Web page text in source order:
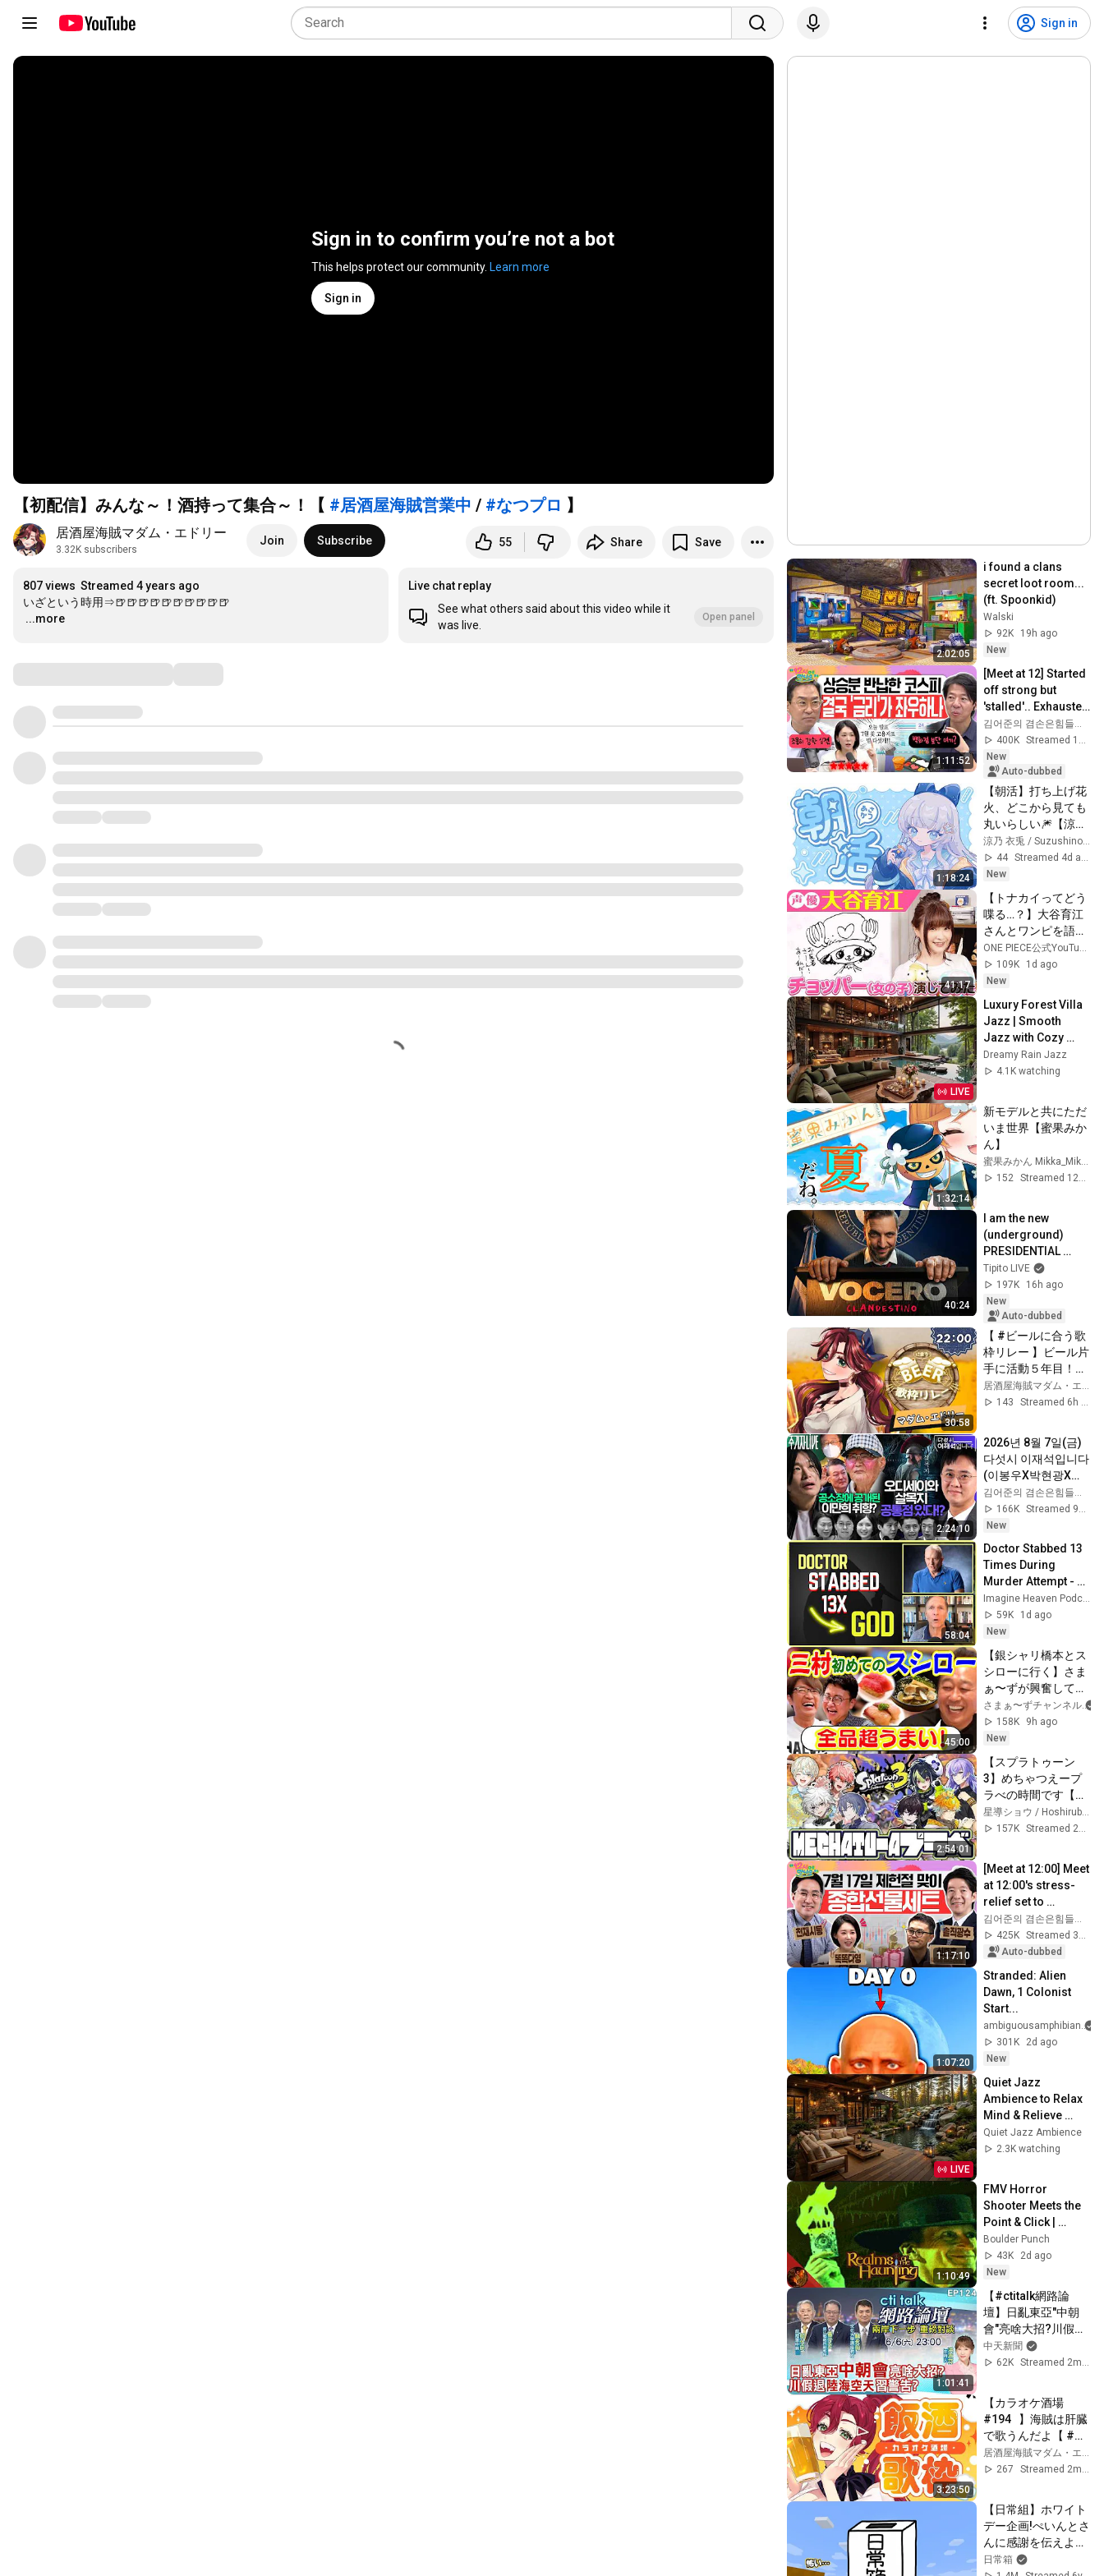
Sign in
Sign in to confirm you’re not a bot
This helps protect our community. Learn more
Sign in
【初配信】みんな～！酒持って集合～！【 #居酒屋海賊営業中 / #なつプロ 】
居酒屋海賊マダム・エドリー
3.32K subscribers
Join Subscribe 55 Share Save
807 views Streamed 4 years ago
…
...more
Live chat replay
See what others said about this video while it
was live.
Open panel
2:02:05
i found a clans
secret loot room...
(ft. Spoonkid)
Walski
92K
19h ago
New
1:11:52
[Meet at 12] Started
off strong but
'stalled'.. Exhausted
by the extreme
market difficulty,
retai...
김어준의 겸손은힘들다 뉴스공장
400K
Streamed 15h ago
New
Auto-dubbed
1:18:24
【朝活】打ち上げ花
火、どこから見ても
丸いらしい🎆【涼乃
衣兎】
涼乃 衣兎 / Suzushino Ito
44
Streamed 4d ago
New
41:17
【トナカイってどう
喋る…？】大谷育江
さんとワンピを語っ
てみた！【仲間がい
るよTube!!!!】
ONE PIECE公式YouTubeチャンネル
109K
1d ago
New
LIVE
Luxury Forest Villa
Jazz | Smooth
Jazz with Cozy
Poolside Lounge
Ambience for Work
Dreamy Rain Jazz
4.1K watching
1:32:14
新モデルと共にただ
いま世界【蜜果みか
ん】
152
40:24
I am the new
(underground)
PRESIDENTIAL
SPOKESPERSON
Tipito LIVE
197K
16h ago
New
Auto-dubbed
30:58
【 #ビールに合う歌
枠リレー 】ビール片
手に活動５年目！２
４時間ハッピーアワ
ーな居酒屋海賊と乾
営業中 / マダム・エ
ドリー /karaoke/飲
酒歌枠】
143
2:24:10
2026년 8월 7일(금)
다섯시 이재석입니다
(이봉우X박현광X이
용주), 주기자 라이브
(김은지X김예니X정
철운)
166K
New
58:04
Doctor Stabbed 13
Times During
Murder Attempt -
Then God Showed
Up | Near Death
Experience
Imagine Heaven Podcast with John Burke
59K
1d ago
New
45:00
【銀シャリ橋本とス
シローに行く】さま
ぁ〜ずが興奮して爆
食！
さまぁ〜ずチャンネル
158K
9h ago
New
2:54:01
【スプラトゥーン
3】めちゃつえープ
ラべの時間です【星
導ショウ/にじさん
じ】
星導ショウ / Hoshirube Sho【にじさんじ】
157K
Streamed 2w ago
1:17:10
[Meet at 12:00] Meet
at 12:00's stress-
relief set to
comfort national
investors in a
rapidly chan...
김어준의 겸손은힘들다 뉴스공장
425K
Streamed 3w ago
Auto-dubbed
1:07:20
Stranded: Alien
Dawn, 1 Colonist
Start...
ambiguousamphibian
301K
2d ago
New
LIVE
Quiet Jazz
Ambience to Relax
Mind & Relieve
Stress | Cozy
Nature Lounge with
Quiet Jazz Ambience
2.3K watching
1:10:49
FMV Horror
Shooter Meets the
Point & Click |
Realms of the
Haunting
Boulder Punch
43K
2d ago
New
1:01:41
【#ctitalk網路論
壇】日亂東亞"中朝
會"亮啥大招?川假
退"陸海空天"習警告?
重磅對談 精彩全程
CtiNews
中天新聞
62K
Streamed 2mo ago
3:23:50
【カラオケ酒場
#194   】海賊は肝臓
で歌うんだよ【 #居
酒屋海賊営業中 / マ
ダム・エドリー
枠】
居酒屋海賊マダム・エドリー
267
Streamed 2mo ago
【日常組】ホワイト
デー企画!ぺいんとさ
んに感謝を伝えよう!
【マインクラフト】
日常箱